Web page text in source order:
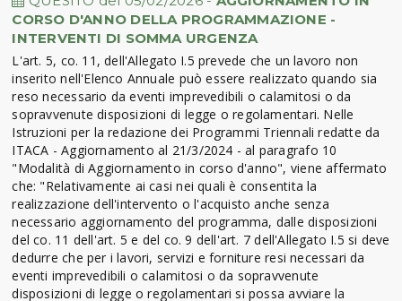
CORSO D'ANNO DELLA PROGRAMMAZIONE -
INTERVENTI DI SOMMA URGENZA
L'art. 5, co. 11, dell'Allegato I.5 prevede che un lavoro non
inserito nell'Elenco Annuale può essere realizzato quando sia
reso necessario da eventi imprevedibili o calamitosi o da
sopravvenute disposizioni di legge o regolamentari. Nelle
Istruzioni per la redazione dei Programmi Triennali redatte da
ITACA - Aggiornamento al 21/3/2024 - al paragrafo 10
"Modalità di Aggiornamento in corso d'anno", viene affermato
che: "Relativamente ai casi nei quali è consentita la
realizzazione dell'intervento o l'acquisto anche senza
necessario aggiornamento del programma, dalle disposizioni
del co. 11 dell'art. 5 e del co. 9 dell'art. 7 dell'Allegato I.5 si deve
dedurre che per i lavori, servizi e forniture resi necessari da
eventi imprevedibili o calamitosi o da sopravvenute
disposizioni di legge o regolamentari si possa avviare la